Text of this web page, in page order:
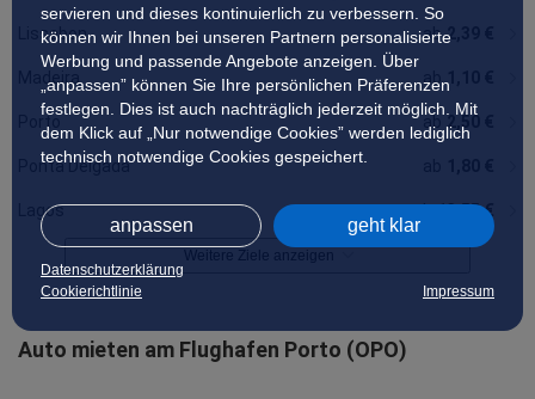
servieren und dieses kontinuierlich zu verbessern. So
können wir Ihnen bei unseren Partnern personalisierte
Werbung und passende Angebote anzeigen. Über
„anpassen” können Sie Ihre persönlichen Präferenzen
festlegen. Dies ist auch nachträglich jederzeit möglich. Mit
dem Klick auf „Nur notwendige Cookies” werden lediglich
technisch notwendige Cookies gespeichert.
anpassen geht klar
Datenschutzerklärung
Cookierichtlinie
Impressum
Lissabon ab 2,39 €
Ponta Delgada
Lagos ab 13,55 €
Weitere Ziele anzeigen
Auto mieten am Flughafen Porto (OPO)